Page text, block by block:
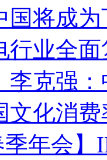
国将成
行业全面
李克强
文化消
季年会